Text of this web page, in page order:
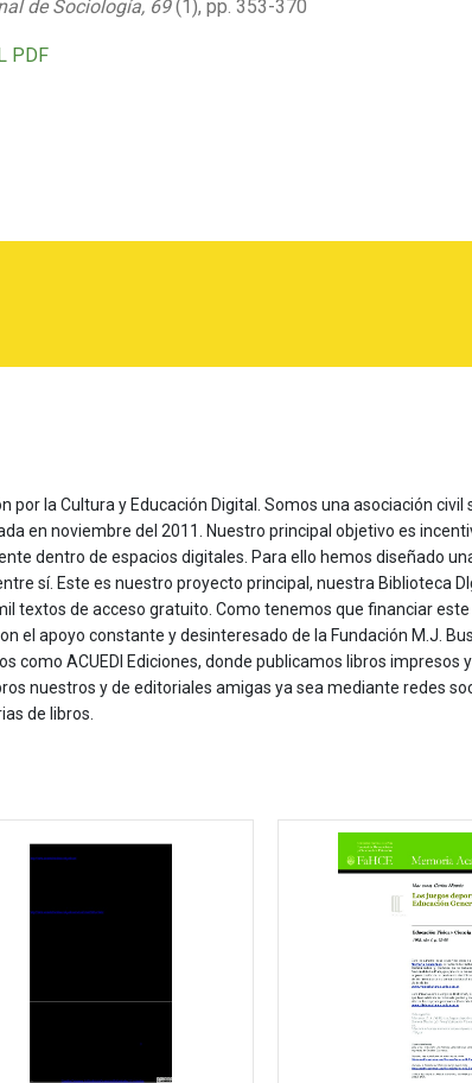
de Sociología, 69(1), pp. 353-370
PDF
por la Cultura y Educación Digital. Somos una asociación civil
en noviembre del 2011. Nuestro principal objetivo es
dentro de espacios digitales. Para ello hemos diseñado
sí. Este es nuestro proyecto principal, nuestra Biblioteca
textos de acceso gratuito. Como tenemos que financiar
el apoyo constante y desinteresado de la Fundación M.J.
como ACUEDI Ediciones, donde publicamos libros impresos
nuestros y de editoriales amigas ya sea mediante redes
de libros.